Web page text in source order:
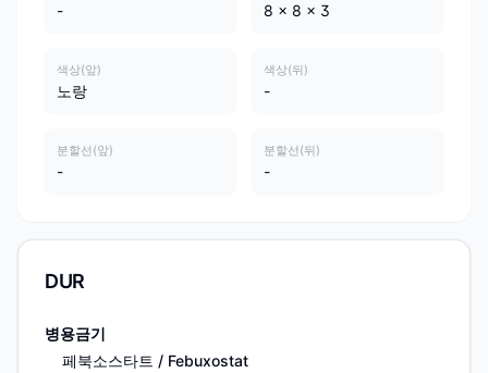
- 8 x 8 x 3
색상(앞)
노랑
색상(뒤)
-
분할선(앞)
-
분할선(뒤)
-
DUR
병용금기
페북소스타트 / Febuxostat